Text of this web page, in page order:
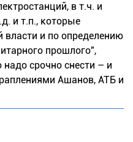
в т.ч. и
и т.п., которые
власти и по определению
прошлого",
надо срочно снести – и
Ашанов, АТБ и